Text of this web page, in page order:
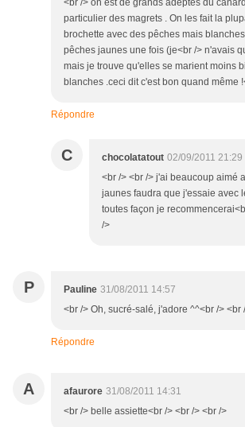
<br /> on est de grands adeptes du
particulier des magrets . On les fait la
brochette avec des pêches mais
pêches jaunes une fois (je<br /> n'avais
mais je trouve qu'elles se marient moins
blanches .ceci dit c'est bon quand même
Répondre
C chocolatatout 02/09/2011 21:29
<br /> <br /> j'ai beaucoup aimé
jaunes faudra que j'essaie avec
toutes façon je
/>
P Pauline 31/08/2011 14:57
<br /> Oh, sucré-salé, j'adore ^^<br /> <br
Répondre
A afaurore 31/08/2011 14:31
<br /> belle assiette<br /> <br /> <br />